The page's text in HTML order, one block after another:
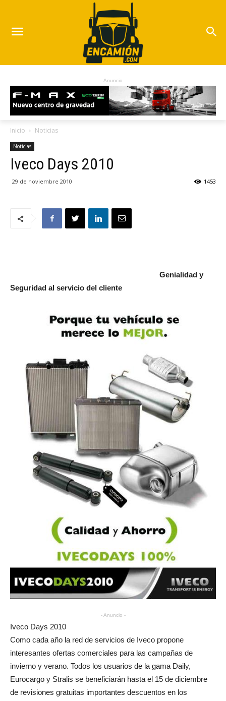
Anuncio
Inicio Noticias
Noticias
Iveco Days 2010
29 de noviembre 2010 1453
Genialidad y
Seguridad al servicio del cliente
- Anuncio -
Iveco Days 2010
Como cada año la red de servicios de Iveco propone
interesantes ofertas comerciales para las campañas de
invierno y verano. Todos los usuarios de la gama Daily,
Eurocargo y Stralis se beneficiarán hasta el 15 de diciembre
de revisiones gratuitas importantes descuentos en los